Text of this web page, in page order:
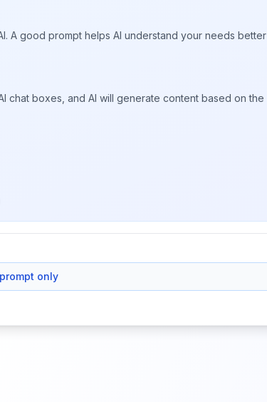
A good prompt helps AI understand your needs better
chat boxes, and AI will generate content based on the
only